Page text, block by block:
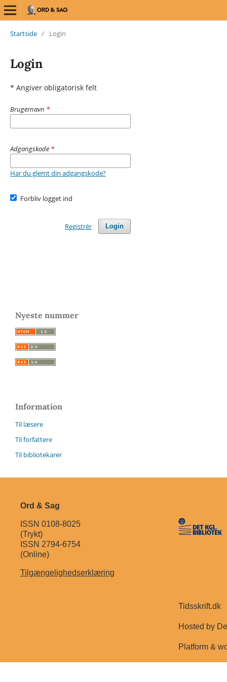
Startside / Login
Login
* Angiver obligatorisk felt
Brugernavn *
Adgangskode *
Har du glemt din adgangskode?
Forbliv logget ind
Login
Registrér
Nyeste nummer
Information
Til læsere
Til forfattere
Til bibliotekarer
Ord & Sag
ISSN 0108-8025
(Trykt)
ISSN 2794-6754
(Online)
Tilgængelighedserklæring